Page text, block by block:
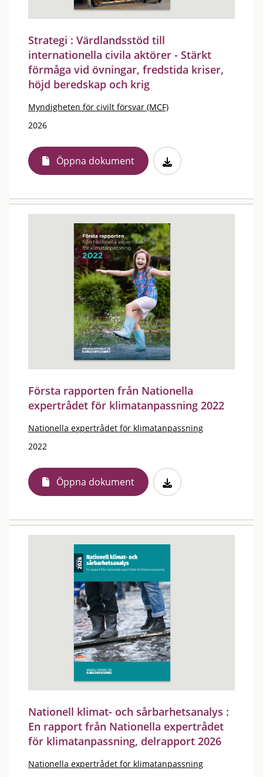
Strategi : Värdlandsstöd till
internationella civila aktörer - Stärkt
förmåga vid övningar, fredstida kriser,
höjd beredskap och krig
Myndigheten för civilt försvar (MCF)
2026
Öppna dokument
Första rapporten från Nationella
expertrådet för klimatanpassning 2022
Nationella expertrådet för klimatanpassning
2022
Öppna dokument
Nationell klimat- och sårbarhetsanalys :
En rapport från Nationella expertrådet
för klimatanpassning, delrapport 2026
Nationella expertrådet för klimatanpassning